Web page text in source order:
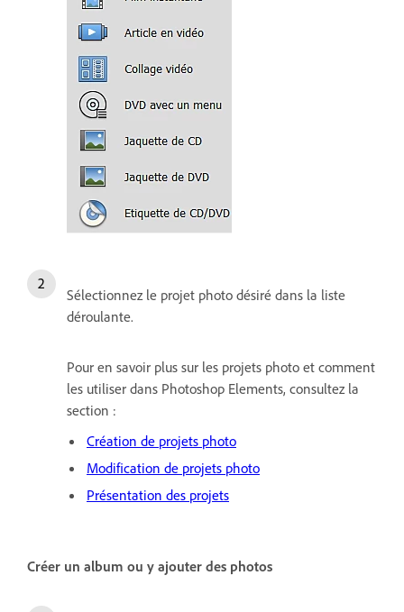
Sélectionnez le projet photo désiré dans la liste
déroulante.
Pour en savoir plus sur les projets photo et comment
les utiliser dans Photoshop Elements, consultez la
section :
Création de projets photo
Modification de projets photo
Présentation des projets
Créer un album ou y ajouter des photos